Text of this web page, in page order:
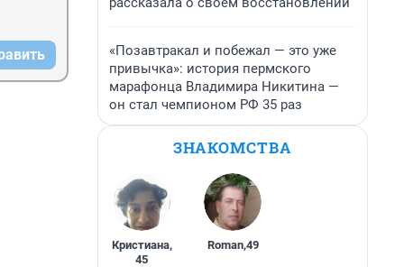
«Позавтракал и побежал — это уже
привычка»: история пермского
марафонца Владимира Никитина —
он стал чемпионом РФ 35 раз
ЗНАКОМСТВА
Кристиана,
45
Roman,49